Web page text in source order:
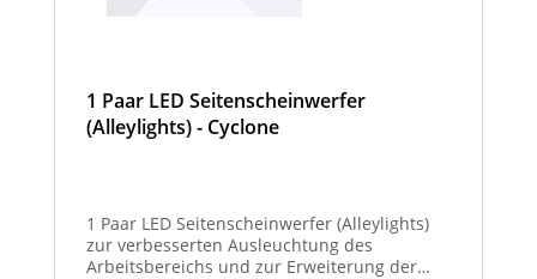
1 Paar LED Seitenscheinwerfer
(Alleylights) - Cyclone
1 Paar LED Seitenscheinwerfer (Alleylights)
zur verbesserten Ausleuchtung des
Arbeitsbereichs und zur Erweiterung der